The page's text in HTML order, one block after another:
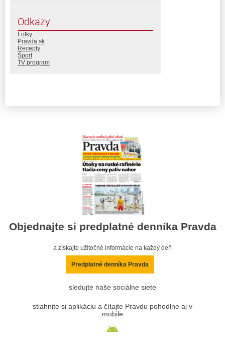
Odkazy
Fotky
Pravda.sk
Recepty
Šport
TV program
Objednajte si predplatné denníka Pravda
a získajte užitočné informácie na každý deň
Predplatné denníka Pravda
sledujte naše sociálne siete
stiahnite si aplikáciu a čítajte Pravdu pohodlne aj v
mobile